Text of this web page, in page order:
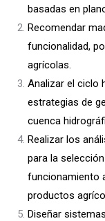
basadas en
Recomendar
funcionalidad,
agrícolas.
Analizar el ciclo
estrategias de
cuenca
Realizar los
para la
funcionamiento
productos
Diseñar